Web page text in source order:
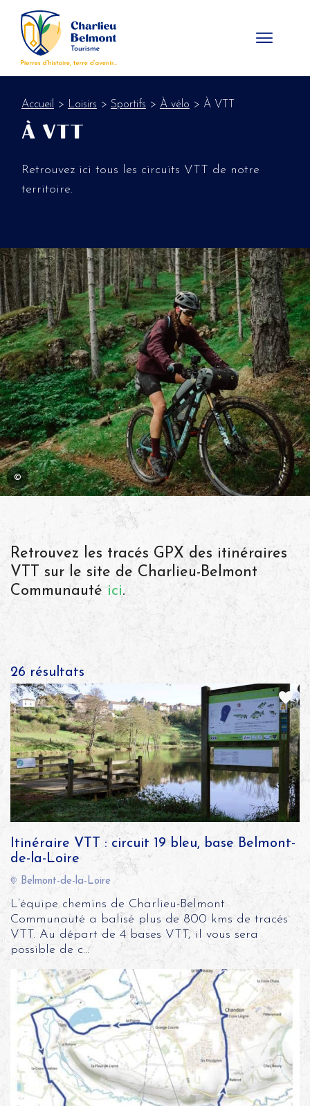
Accueil > Loisirs > Sportifs > À vélo > À VTT
À VTT
Retrouvez ici tous les circuits VTT de notre
territoire.
©
Retrouvez les tracés GPX des itinéraires
VTT sur le site de Charlieu-Belmont
Communauté ici.
26 résultats
Itinéraire VTT : circuit 19 bleu, base Belmont-
de-la-Loire
Belmont-de-la-Loire
L’équipe chemins de Charlieu-Belmont
Communauté a balisé plus de 800 kms de tracés
VTT. Au départ de 4 bases VTT, il vous sera
possible de c...
Panneau de gestion des cookies